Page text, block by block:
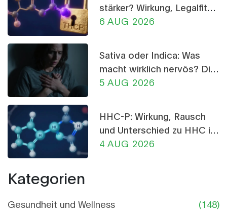
stärker? Wirkung, Legalfität
und Risiken im Vergleich
6 AUG 2026
Sativa oder Indica: Was
macht wirklich nervös? Die
Wahrheit über CBD-
5 AUG 2026
HHC-P: Wirkung, Rausch
und Unterschied zu HHC im
Detail
4 AUG 2026
Kategorien
Gesundheit und Wellness
(148)